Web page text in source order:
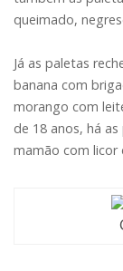
queimado,
Já as paletas
banana com
morango com
de 18 anos, há
mamão com licor